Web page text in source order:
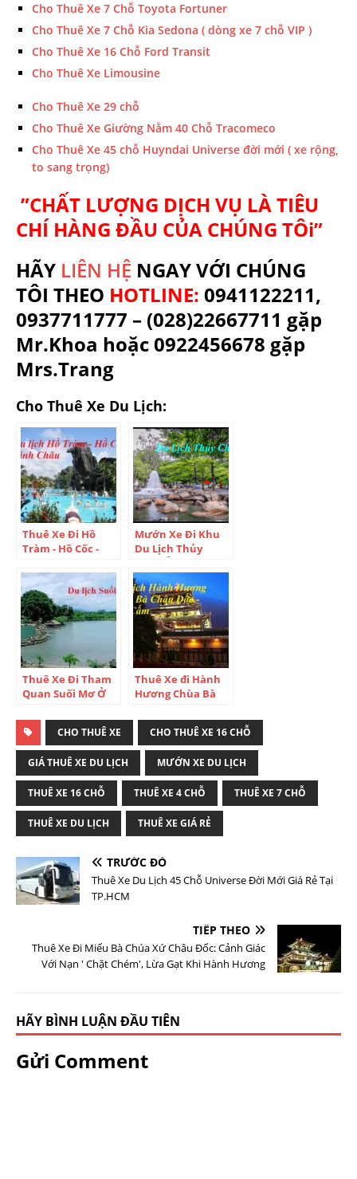
Cho Thuê Xe 7 Chỗ Toyota Fortuner
Cho Thuê Xe 7 Chỗ Kia Sedona ( dòng xe 7 chỗ VIP )
Cho Thuê Xe 16 Chỗ Ford Transit
Cho Thuê Xe Limousine
Cho Thuê Xe 29 chỗ
Cho Thuê Xe Giường Nằm 40 Chỗ Tracomeco
Cho Thuê Xe 45 chỗ Huyndai Universe đời mới ( xe rộng,
to sang trọng)
”CHẤT LƯỢNG DỊCH VỤ LÀ TIÊU
CHÍ HÀNG ĐẦU CỦA CHÚNG TÔi”
HÃY LIÊN HỆ NGAY VỚI CHÚNG
TÔI THEO HOTLINE: 0941122211,
0937711777 – (028)22667711 gặp
Mr.Khoa hoặc 0922456678 gặp
Mrs.Trang
Cho Thuê Xe Du Lịch:
Thuê Xe Đi Hồ
Tràm - Hồ Cốc -
Bình Châu Như
Thế Nào?
Mướn Xe Đi Khu
Du Lịch Thủy
Châu - Điểm Du
Lịch Cuối Tuần Lý
Tưởng Ở Bình
Dương
Thuê Xe Đi Tham
Quan Suối Mơ Ở
Kinh Nghiệm Để
Đi Khu Du Lịch
Suối Mơ Vào Dịp
Cuối Tuần
Thuê Xe đi Hành
Hương Chùa Bà
Du Lịch Núi Cấm
Ở Đâu?
CHO THUÊ XE CHO THUÊ XE 16 CHỖ
GIÁ THUÊ XE DU LỊCH MƯỚN XE DU LỊCH
THUÊ XE 16 CHỖ THUÊ XE 4 CHỖ THUÊ XE 7 CHỖ
THUÊ XE DU LỊCH THUÊ XE GIÁ RẺ
TRƯỚC ĐÓ
Thuê Xe Du Lịch 45 Chỗ Universe Đời Mới Giá Rẻ Tại
TP.HCM
TIẾP THEO
Thuê Xe Đi Miếu Bà Chúa Xứ Châu Đốc: Cảnh Giác
Với Nạn ' Chặt Chém', Lừa Gạt Khi Hành Hương
HÃY BÌNH LUẬN ĐẦU TIÊN
Gửi Comment